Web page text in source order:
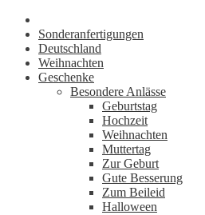
Sonderanfertigungen
Deutschland
Weihnachten
Geschenke
Besondere Anlässe
Geburtstag
Hochzeit
Weihnachten
Muttertag
Zur Geburt
Gute Besserung
Zum Beileid
Halloween